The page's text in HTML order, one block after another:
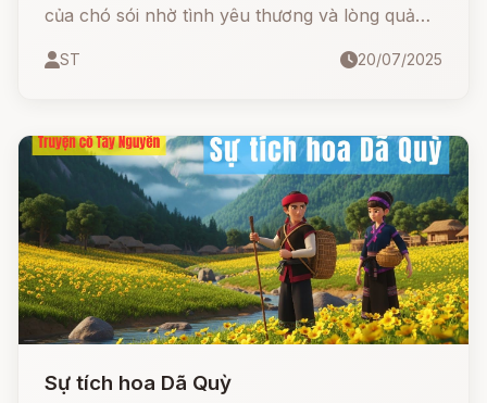
của chó sói nhờ tình yêu thương và lòng quả
ST 20/07/2025
Sự tích hoa Dã Quỳ